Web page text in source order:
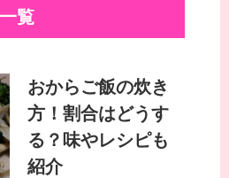
覧
おからご飯の炊き
方！割合はどうす
る？味やレシピも
紹介